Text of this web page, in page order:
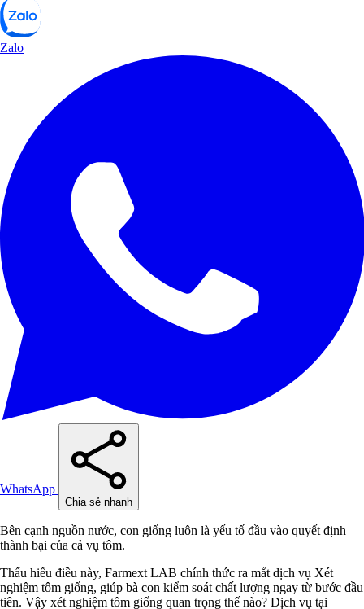
Zalo
WhatsApp
Chia sẻ nhanh
Bên cạnh nguồn nước, con giống luôn là yếu tố đầu vào quyết định
thành bại của cả vụ tôm.
Thấu hiểu điều này, Farmext LAB chính thức ra mắt dịch vụ Xét
nghiệm tôm giống, giúp bà con kiểm soát chất lượng ngay từ bước đầu
tiên. Vậy xét nghiệm tôm giống quan trọng thế nào? Dịch vụ tại